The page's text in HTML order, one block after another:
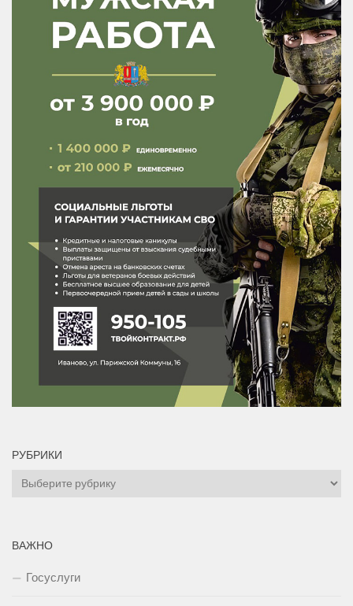
РУБРИКИ
Рубрики
ВАЖНО
Госуслуги